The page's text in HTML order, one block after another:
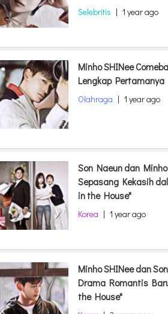
Selebritis | 1 year ago
Minho SHINee
Lengkap Pertamanya
Olahraga | 1 year ago
Son Naeun dan
Sepasang Kekasih
in the House"
Korea | 1 year ago
Minho SHINee dan
Drama Romantis
the House"